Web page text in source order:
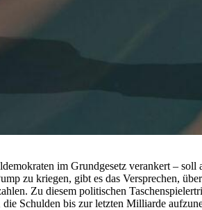
im Grundgesetz verankert –
zu kriegen, gibt es das Versprechen,
Zu diesem politischen
Schulden bis zur letzten Milliarde